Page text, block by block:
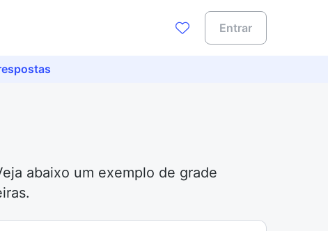
Entrar
abaixo um exemplo de grade